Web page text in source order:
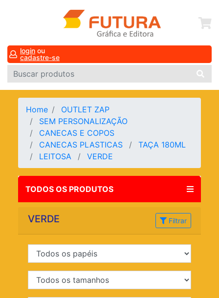
login ou
cadastre-se
Home
OUTLET ZAP
SEM PERSONALIZAÇÃO
CANECAS E COPOS
CANECAS PLASTICAS
TAÇA 180ML
LEITOSA
VERDE
TODOS OS PRODUTOS
VERDE Filtrar